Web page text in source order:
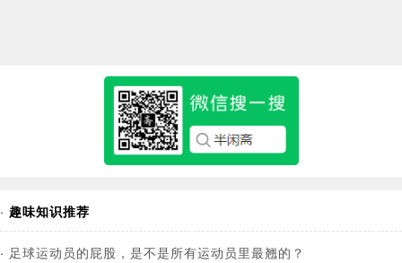
· 趣味知识推荐
· 足球运动员的屁股，是不是所有运动员里最翘的？